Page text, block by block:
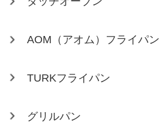
AOM（アオム）フライパン
TURKフライパン
グリルパン